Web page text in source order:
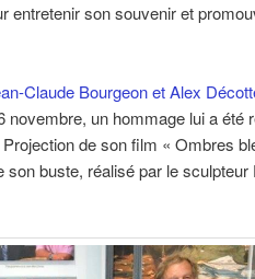
entretenir son souvenir et
Claude Bourgeon et Alex
un hommage lui a été
de son film « Ombres
buste, réalisé par le sculpteur